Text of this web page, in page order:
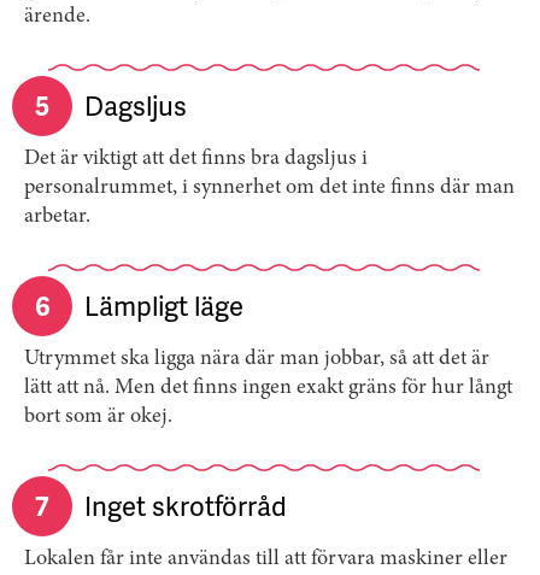
ärende.
5 Dagsljus
Det är viktigt att det finns bra dagsljus i
personalrummet, i synnerhet om det inte finns där man
arbetar.
6 Lämpligt läge
Utrymmet ska ligga nära där man jobbar, så att det är
lätt att nå. Men det finns ingen exakt gräns för hur långt
bort som är okej.
7 Inget skrotförråd
Lokalen får inte användas till att förvara maskiner eller